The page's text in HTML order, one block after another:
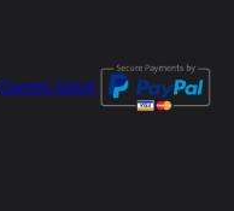
Damien Salort